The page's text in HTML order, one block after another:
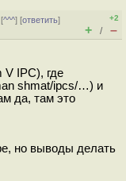
^^^] [ответить]
+2
+ / –
V IPC), где
shmat/ipcs/…) и
да, там это
но выводы делать